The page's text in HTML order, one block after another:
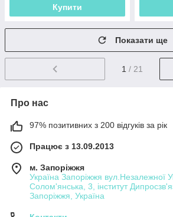
Купити
Показати ще
1 / 21
Про нас
97% позитивних з 200 відгуків за рік
Працює з 13.09.2013
м. Запоріжжя
Україна Запоріжжя вул.Незалежної
Солом'янська, 3, інститут
Запоріжжя, Україна